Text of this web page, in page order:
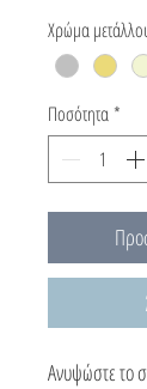
Χρώμα
Ποσότητα *
Ανυψώστε το